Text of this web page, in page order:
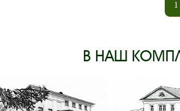
1
В НАШ